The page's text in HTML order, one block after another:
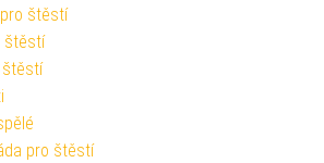
štěstí
štěstí
štěstí
pro štěstí